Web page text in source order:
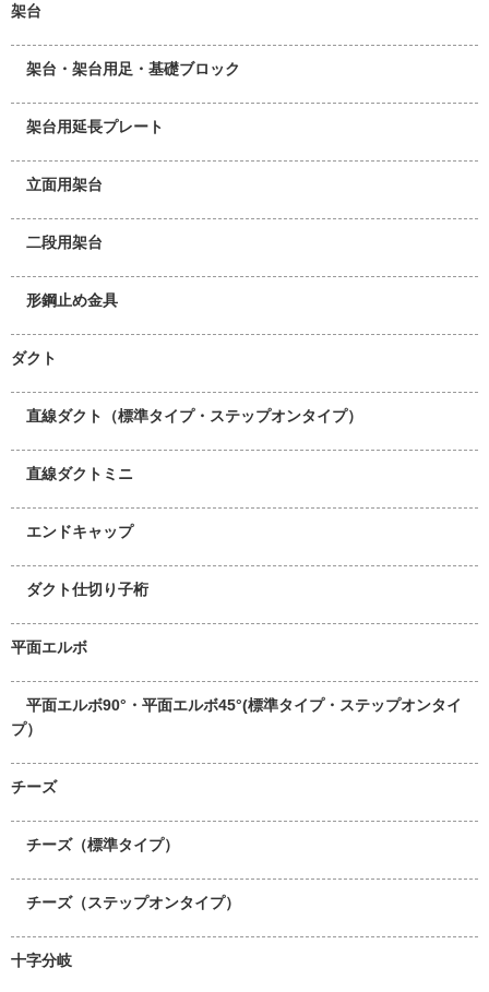
架台
架台・架台用足・基礎ブロック
架台用延長プレート
立面用架台
二段用架台
形鋼止め金具
ダクト
直線ダクト（標準タイプ・ステップオンタイプ）
直線ダクトミニ
エンドキャップ
ダクト仕切り子桁
平面エルボ
平面エルボ90°・平面エルボ45°(標準タイプ・ステップオンタイ
プ）
チーズ
チーズ（標準タイプ）
チーズ（ステップオンタイプ）
十字分岐